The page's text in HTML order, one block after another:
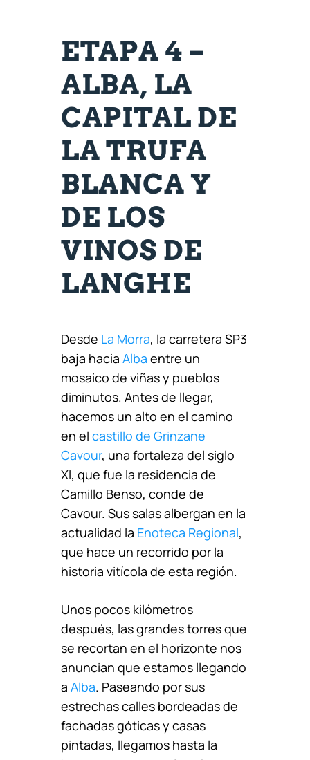
ETAPA 4 –
ALBA, LA
CAPITAL DE
LA TRUFA
BLANCA Y
DE LOS
VINOS DE
LANGHE
Desde La Morra, la carretera SP3
baja hacia Alba entre un
mosaico de viñas y pueblos
diminutos. Antes de llegar,
hacemos un alto en el camino
en el castillo de Grinzane
Cavour, una fortaleza del siglo
XI, que fue la residencia de
Camillo Benso, conde de
Cavour. Sus salas albergan en la
actualidad la Enoteca Regional,
que hace un recorrido por la
historia vitícola de esta región.
Unos pocos kilómetros
después, las grandes torres que
se recortan en el horizonte nos
anuncian que estamos llegando
a Alba. Paseando por sus
estrechas calles bordeadas de
fachadas góticas y casas
pintadas, llegamos hasta la